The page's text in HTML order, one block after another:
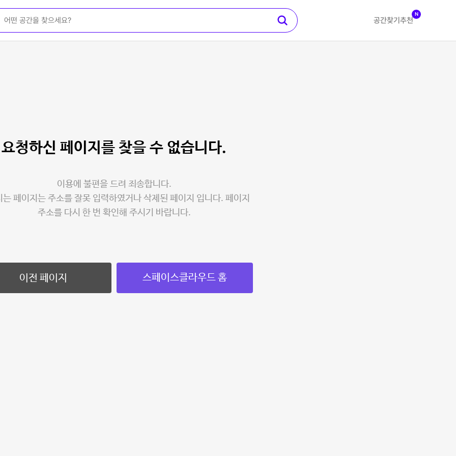
공간찾기 추천
N
요청하신 페이지를 찾을 수 없습니다.
이용에 불편을 드려 죄송합니다.
는 페이지는 주소를 잘못 입력하였거나 삭제된 페이지 입니다. 페이지
주소를 다시 한 번 확인해 주시기 바랍니다.
이전 페이지 스페이스클라우드 홈